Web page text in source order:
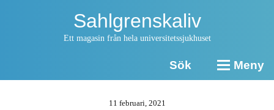
Sahlgrenskaliv
Ett magasin från hela universitetssjukhuset
Sök Meny
11 februari, 2021